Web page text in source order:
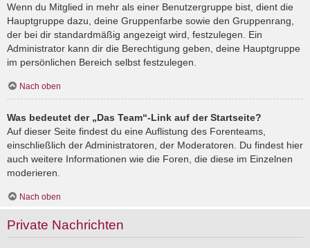
Wenn du Mitglied in mehr als einer Benutzergruppe bist, dient die
Hauptgruppe dazu, deine Gruppenfarbe sowie den Gruppenrang,
der bei dir standardmäßig angezeigt wird, festzulegen. Ein
Administrator kann dir die Berechtigung geben, deine Hauptgruppe
im persönlichen Bereich selbst festzulegen.
Nach oben
Was bedeutet der „Das Team“-Link auf der Startseite?
Auf dieser Seite findest du eine Auflistung des Forenteams,
einschließlich der Administratoren, der Moderatoren. Du findest hier
auch weitere Informationen wie die Foren, die diese im Einzelnen
moderieren.
Nach oben
Private Nachrichten